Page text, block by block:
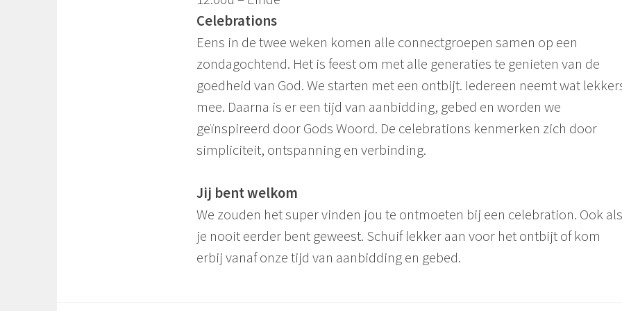
Celebrations
Eens in de twee weken komen alle connectgroepen samen op een
zondagochtend. Het is feest om met alle generaties te genieten van de
goedheid van God. We starten met een ontbijt. Iedereen neemt wat
mee. Daarna is er een tijd van aanbidding, gebed en worden we
geïnspireerd door Gods Woord. De celebrations kenmerken zich door
simpliciteit, ontspanning en verbinding.
Jij bent welkom
We zouden het super vinden jou te ontmoeten bij een celebration. Ook als
je nooit eerder bent geweest. Schuif lekker aan voor het ontbijt of kom
erbij vanaf onze tijd van aanbidding en gebed.